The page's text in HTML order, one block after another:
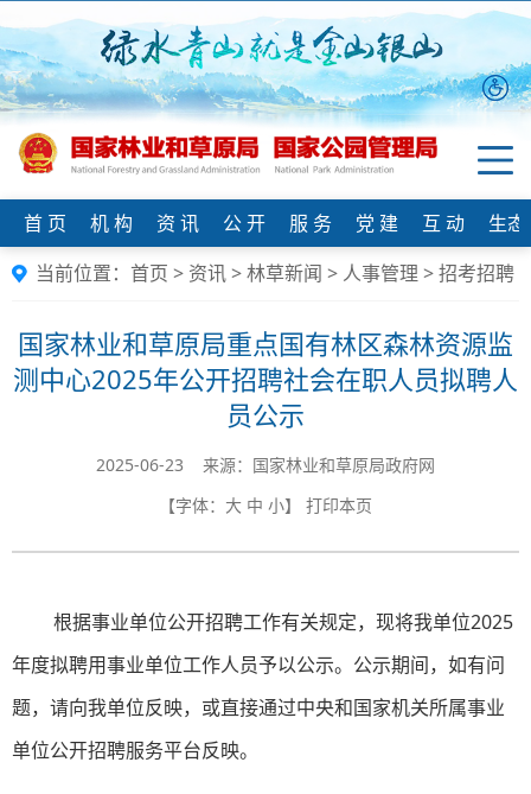
首 页 机 构 资 讯 公 开 服 务 党 建 互 动
生
当前位置： 首页 > 资讯>林草新闻 > 人事管理>招考招聘
国家林业和草原局重点国有林区森林资源监
测中心2025年公开招聘社会在职人员拟聘人
员公示
2025-06-23 来源：国家林业和草原局政府网
【字体： 大 中 小】 打印本页
根据事业单位公开招聘工作有关规定，现将我单位2025
年度拟聘用事业单位工作人员予以公示。公示期间，如有问
题，请向我单位反映，或直接通过中央和国家机关所属事业
单位公开招聘服务平台反映。